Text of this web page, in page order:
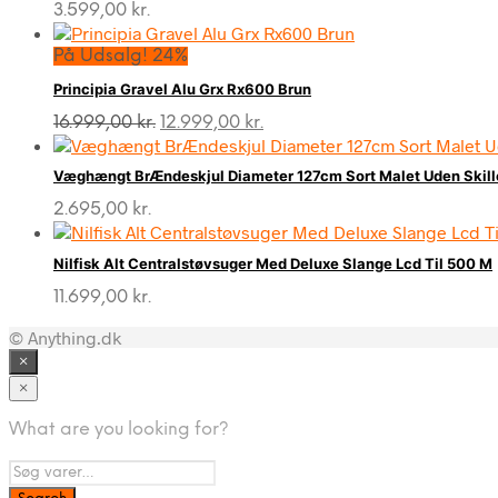
3.599,00 kr.
På Udsalg! 24%
Principia Gravel Alu Grx Rx600 Brun
16.999,00kr. Den
oprindelige
var:
12.999,00 kr.
aktuelle
er:
Væghængt BrÆndeskjul Diameter 127cm Sort Malet Uden
2.695,00 kr.
Nilfisk Alt Centralstøvsuger Med Deluxe Slange Lcd Til 500 M
11.699,00 kr.
© Anything.dk
×
×
What are you looking for?